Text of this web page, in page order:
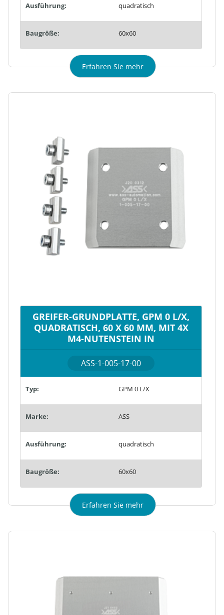
Ausführung: quadratisch
Baugröße: 60x60
Erfahren Sie mehr
GREIFER-GRUNDPLATTE, GPM 0 L/X,
QUADRATISCH, 60 X 60 MM, MIT 4X
M4-NUTENSTEIN IN
ASS-1-005-17-00
Typ: GPM 0 L/X
Marke: ASS
Ausführung: quadratisch
Baugröße: 60x60
Erfahren Sie mehr